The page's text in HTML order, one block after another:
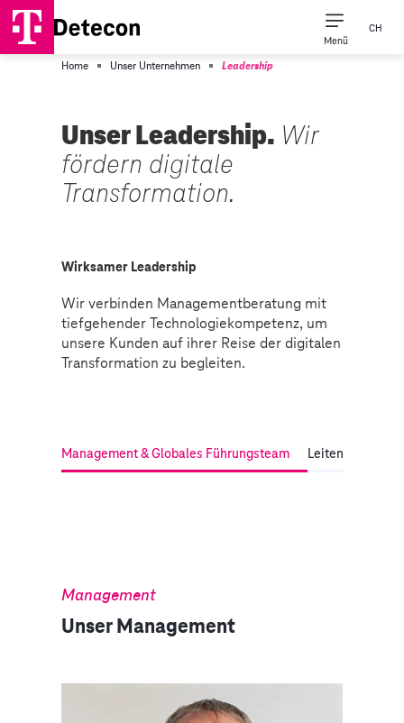
Menü
CH
Home Unser Unternehmen Leadership
Unser Leadership. Wir
fördern digitale
Transformation.
Wirksamer Leadership
Wir verbinden Managementberatung mit
tiefgehender Technologiekompetenz, um
unsere Kunden auf ihrer Reise der digitalen
Transformation zu begleiten.
Management & Globales Führungsteam Leitende der
Management
Unser Management